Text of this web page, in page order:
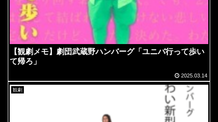
【観劇メモ】劇団武蔵野ハンバーグ「ユニバ行って歩い
て帰ろ」
2025.03.14
観劇